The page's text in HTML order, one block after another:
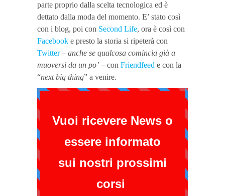
parte proprio dalla scelta tecnologica ed è
dettato dalla moda del momento. E’ stato così
con i blog, poi con Second Life, ora è così con
Facebook e presto la storia si ripeterà con
Twitter– anche se qualcosa comincia già a
muoversi da un po’ – con Friendfeed e con la
“next big thing” a venire.